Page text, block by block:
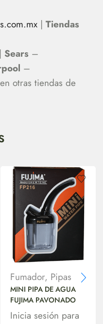
| Tiendas
| Sears –
–
otras tiendas de
Fumador, Pipas
MINI PIPA DE AGUA
FUJIMA PAVONADO
Inicia sesión para